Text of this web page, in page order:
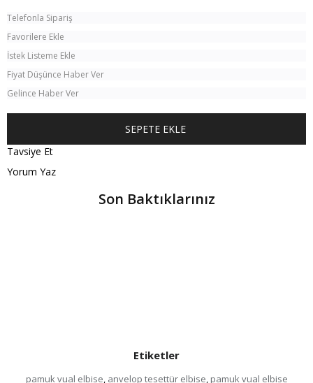
Telefonla Sipariş
Favorilere Ekle
İstek Listeme Ekle
Fiyat Düşünce Haber Ver
Gelince Haber Ver
Tavsiye Et
Yorum Yaz
Son Baktıklarınız
Etiketler
pamuk vual elbise, anvelop tesettür elbise, pamuk vual elbise